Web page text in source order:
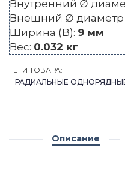
Внутренний ∅
Внешний ∅ диаметр
Ширина (B): 9 мм
Вес: 0.032 кг
ТЕГИ ТОВАРА:
РАДИАЛЬНЫЕ
Описание